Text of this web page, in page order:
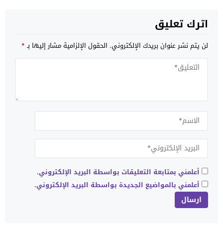
اترك تعليق
لن يتم نشر عنوان بريدك الإلكتروني. الحقول الإلزامية مشار إليها بـ*
أعلمني بمتابعة التعليقات بواسطة البريد الإلكتروني.
أعلمني بالمواضيع الجديدة بواسطة البريد الإلكتروني.